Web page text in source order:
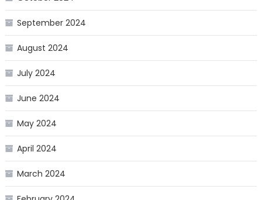
September 2024
August 2024
July 2024
June 2024
May 2024
April 2024
March 2024